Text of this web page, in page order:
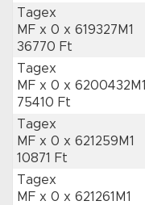
Tagex
MF x 0 x 619327M1
36770 Ft
Tagex
MF x 0 x 6200432M1
75410 Ft
Tagex
MF x 0 x 621259M1
10871 Ft
Tagex
MF x 0 x 621261M1